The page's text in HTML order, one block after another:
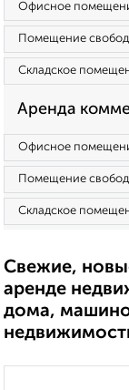
Офисное
Помещение
Складское
Аренда
Офисное
Помещение
Складское
Свежие,
аренде
дома,